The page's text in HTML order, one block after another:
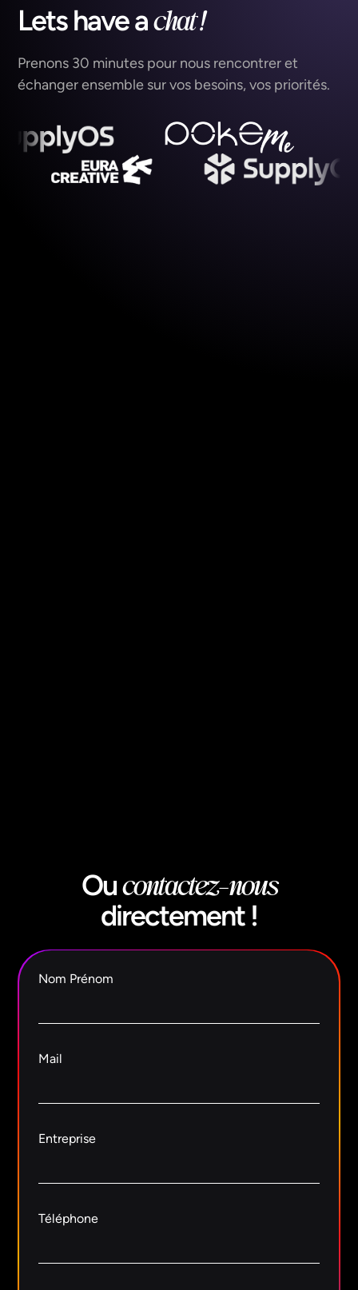
Lets haveachat !
Prenons 30 minutes pour nous rencontrer et
échanger ensemble sur vos besoins, vos priorités.
Oucontactez-nous
directement!
Nom Prénom
Mail
Entreprise
Téléphone